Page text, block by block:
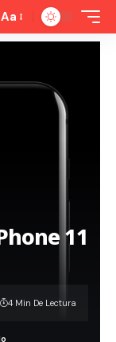
Aa
11
4 Min De Lectura